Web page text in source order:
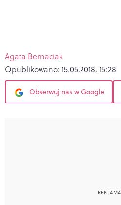
Agata Bernaciak
Opublikowano: 15.05.2018, 15:28
Obserwuj nas w Google